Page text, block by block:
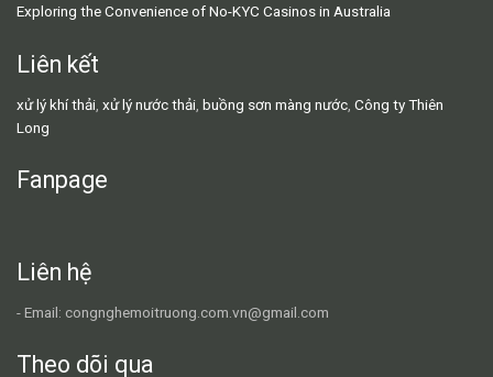
Exploring the Convenience of No-KYC Casinos in Australia
Liên kết
xử lý khí thải xử lý nước thải buồng sơn màng nước Công ty Thiên
Long
Fanpage
Liên hệ
- Email: congnghemoitruong.com.vn@gmail.com
Theo dõi qua